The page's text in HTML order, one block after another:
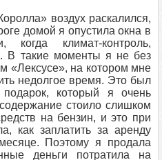
воздух раскалился,
домой я опустила окна в
когда климат-контроль,
В такие моменты я не без
«Лексусе», на котором мне
недолгое время. Это был
который я очень
стоило слишком
на бензин, и это при
как заплатить за аренду
Поэтому я продала
деньги потратила на